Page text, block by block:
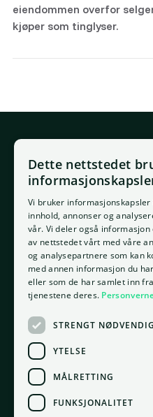
eiendommen overfor
kjøper som tinglyser.
E-post
support@placepoint.no
Selskapet
Hjem
Om oss
Ansatte
Kontakt oss
Personvern
Vilkår for bruk
Informasjonskapsler
Ressurser
Ordbok
Innsikt
Docs
Kontor
Dette nettstedet
Vi bruker
innhold, annonser og
vår. Vi deler også informasjon
av nettstedet vårt med våre
og analysepartnere som kan
med annen informasjon du
eller som de har samlet inn
tjenestene deres.
STRENGT NØDVENDIG
YTELSE
MÅLRETTING
FUNKSJONALITET